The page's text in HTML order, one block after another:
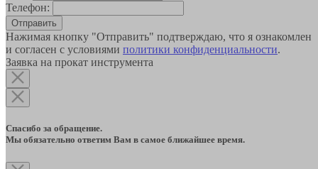
Телефон:
Отправить
Нажимая кнопку "Отправить" подтверждаю, что я ознакомлен
и согласен с условиями политики конфиденциальности.
Заявка на прокат инструмента
Спасибо за обращение.
Мы обязательно ответим Вам в самое ближайшее время.